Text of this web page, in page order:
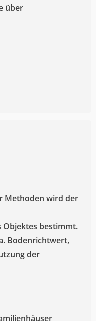
über
Methoden wird der
Objektes bestimmt.
Bodenrichtwert,
der